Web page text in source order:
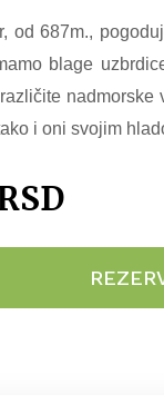
od 687m.,
blage
i oni svojim